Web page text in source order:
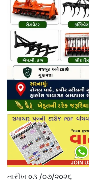
તારીખ ૦૩ /૦૭/૨૦૨૬